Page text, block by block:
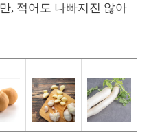
, 적어도 나빠지진 않아